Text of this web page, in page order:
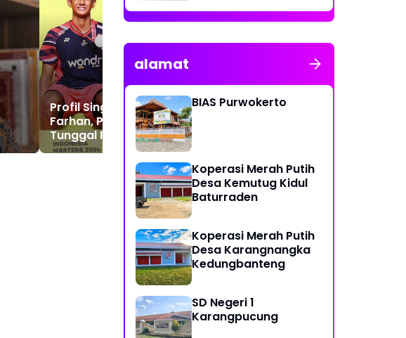
Profil Singkat Alwi
Farhan, Pebulutangkis
Tunggal Putra Indonesia
Profil Menhut Raja Juli
alamat
BIAS Purwokerto
Koperasi Merah Putih
Desa Kemutug Kidul
Baturraden
Koperasi Merah Putih
Desa Karangnangka
Kedungbanteng
SD Negeri 1
Karangpucung